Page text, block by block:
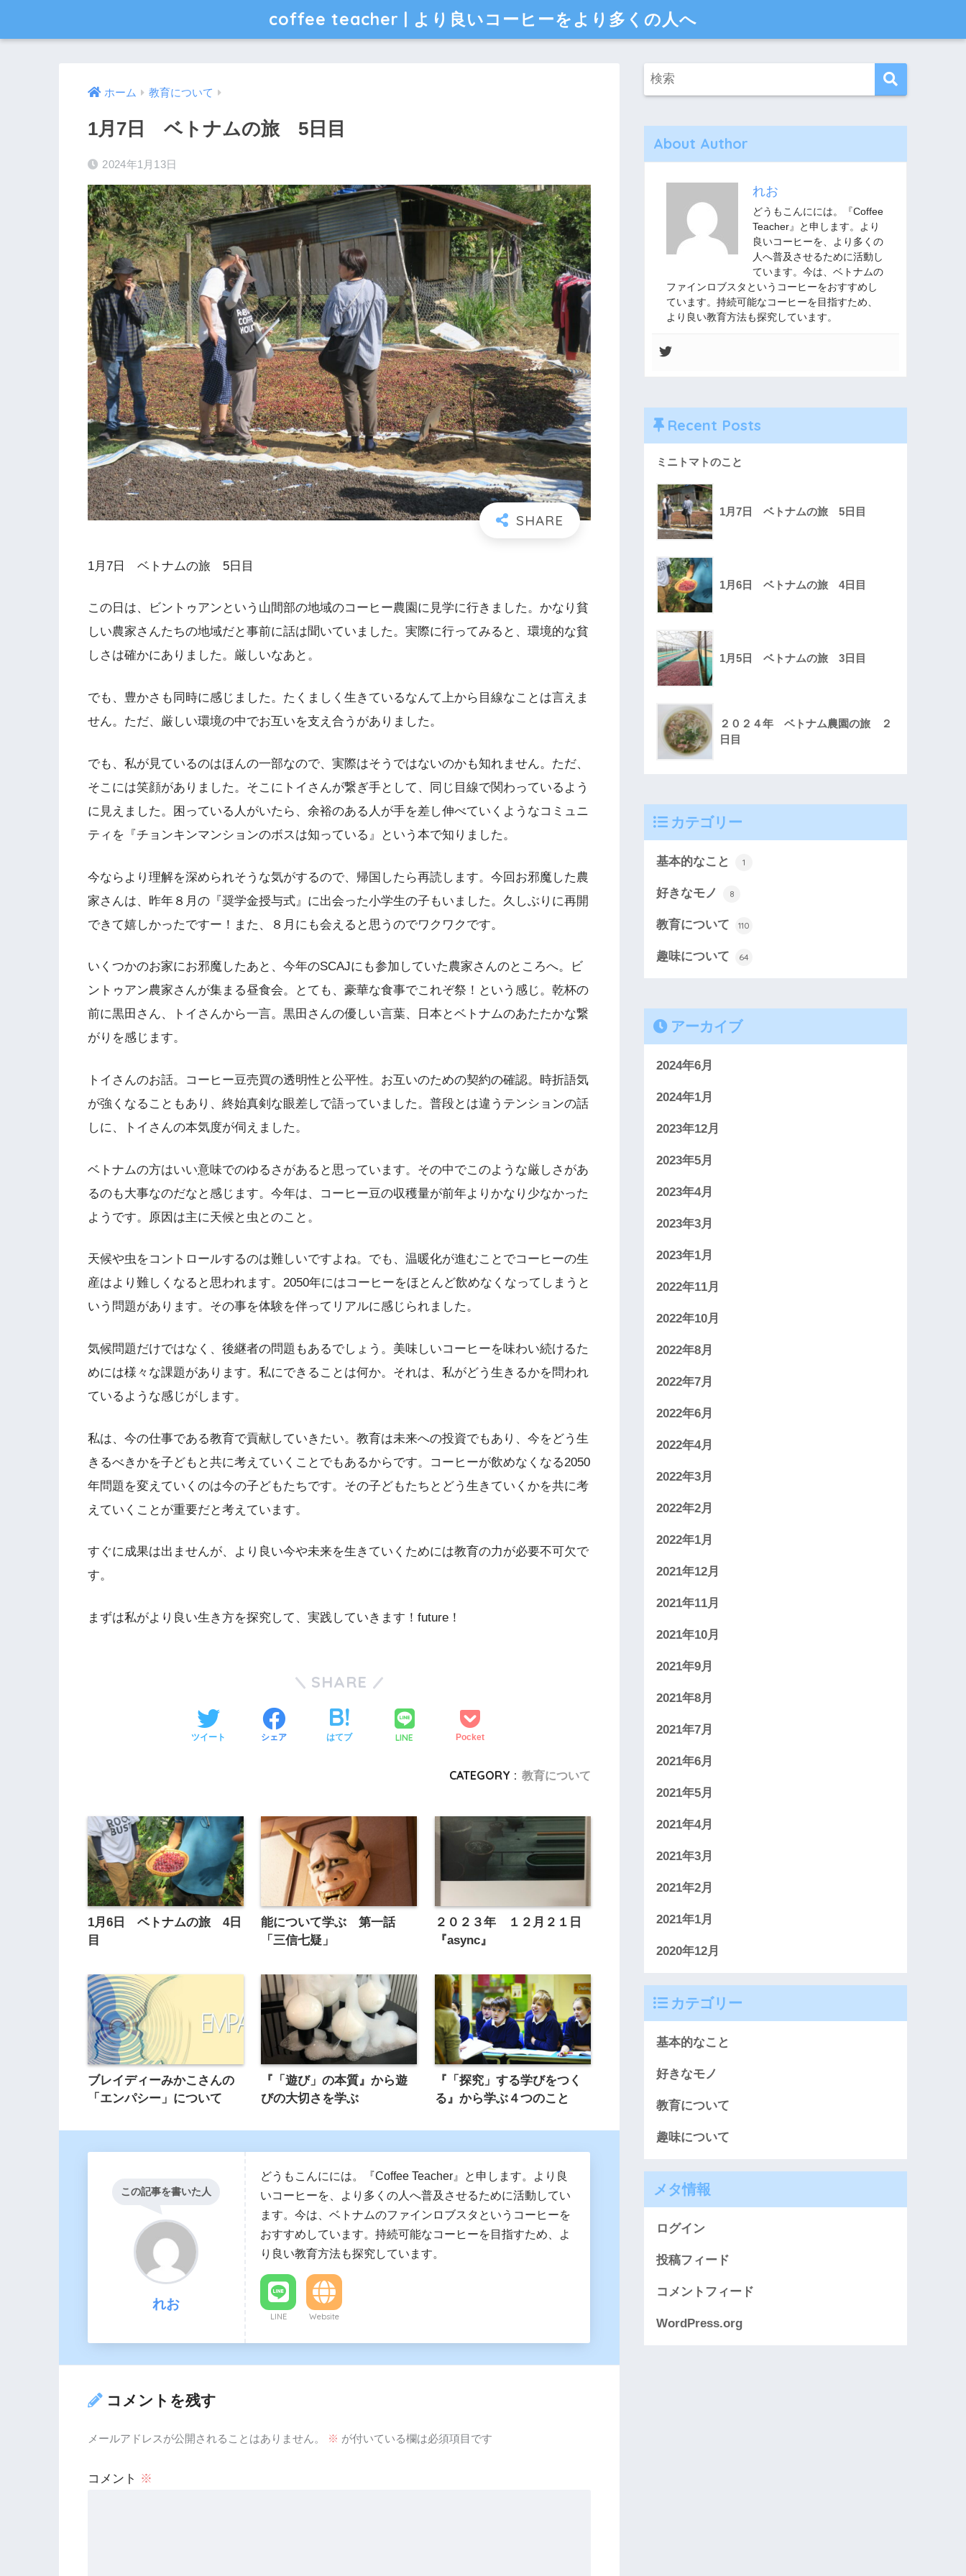
coffee teacher | より良いコーヒーをより多くの人へ
ホーム 教育について
1月7日 ベトナムの旅 5日目
2024年1月13日
1月7日 ベトナムの旅 5日目
この日は、ビントゥアンという山間部の地域のコーヒー農園に見学に行きました。かなり貧
しい農家さんたちの地域だと事前に話は聞いていました。実際に行ってみると、環境的な貧
しさは確かにありました。厳しいなあと。
でも、豊かさも同時に感じました。たくましく生きているなんて上から目線なことは言えま
せん。ただ、厳しい環境の中でお互いを支え合うがありました。
でも、私が見ているのはほんの一部なので、実際はそうではないのかも知れません。ただ、
そこには笑顔がありました。そこにトイさんが繋ぎ手として、同じ目線で関わっているよう
に見えました。困っている人がいたら、余裕のある人が手を差し伸べていくようなコミュニ
ティを『チョンキンマンションのボスは知っている』という本で知りました。
今ならより理解を深められそうな気がするので、帰国したら再読します。今回お邪魔した農
家さんは、昨年８月の『奨学金授与式』に出会った小学生の子もいました。久しぶりに再開
できて嬉しかったですー！また、８月にも会えると思うのでワクワクです。
いくつかのお家にお邪魔したあと、今年のSCAJにも参加していた農家さんのところへ。ビ
ントゥアン農家さんが集まる昼食会。とても、豪華な食事でこれぞ祭！という感じ。乾杯の
前に黒田さん、トイさんから一言。黒田さんの優しい言葉、日本とベトナムのあたたかな繋
がりを感じます。
トイさんのお話。コーヒー豆売買の透明性と公平性。お互いのための契約の確認。時折語気
が強くなることもあり、終始真剣な眼差しで語っていました。普段とは違うテンションの話
しに、トイさんの本気度が伺えました。
ベトナムの方はいい意味でのゆるさがあると思っています。その中でこのような厳しさがあ
るのも大事なのだなと感じます。今年は、コーヒー豆の収穫量が前年よりかなり少なかった
ようです。原因は主に天候と虫とのこと。
天候や虫をコントロールするのは難しいですよね。でも、温暖化が進むことでコーヒーの生
産はより難しくなると思われます。2050年にはコーヒーをほとんど飲めなくなってしまうと
いう問題があります。その事を体験を伴ってリアルに感じられました。
気候問題だけではなく、後継者の問題もあるでしょう。美味しいコーヒーを味わい続けるた
めには様々な課題があります。私にできることは何か。それは、私がどう生きるかを問われ
ているような感じがします。
私は、今の仕事である教育で貢献していきたい。教育は未来への投資でもあり、今をどう生
きるべきかを子どもと共に考えていくことでもあるからです。コーヒーが飲めなくなる2050
年問題を変えていくのは今の子どもたちです。その子どもたちとどう生きていくかを共に考
えていくことが重要だと考えています。
すぐに成果は出ませんが、より良い今や未来を生きていくためには教育の力が必要不可欠で
す。
まずは私がより良い生き方を探究して、実践していきます！future！
SHARE
ツイート シェア はてブ LINE Pocket
CATEGORY : 教育について
1月6日 ベトナムの旅 4日
目
能について学ぶ 第一話
「三信七疑」
２０２３年 １２月２１日
『async』
ブレイディーみかこさんの
「エンパシー」について
『「遊び」の本質』から遊
びの大切さを学ぶ
『「探究」する学びをつく
る』から学ぶ４つのこと
この記事を書いた人
れお
どうもこんにには。『Coffee Teacher』と申します。より良
いコーヒーを、より多くの人へ普及させるために活動してい
ます。今は、ベトナムのファインロブスタというコーヒーを
おすすめしています。持続可能なコーヒーを目指すため、よ
り良い教育方法も探究しています。
LINE Website
コメントを残す
メールアドレスが公開されることはありません。 ※ が付いている欄は必須項目です
コメント ※
About Author
れお
どうもこんにには。『Coffee
Teacher』と申します。より
良いコーヒーを、より多くの
人へ普及させるために活動し
ています。今は、ベトナムの
ファインロブスタというコーヒーをおすすめし
ています。持続可能なコーヒーを目指すため、
より良い教育方法も探究しています。
Recent Posts
ミニトマトのこと
1月7日 ベトナムの旅 5日目
1月6日 ベトナムの旅 4日目
1月5日 ベトナムの旅 3日目
２０２４年 ベトナム農園の旅 ２
日目
カテゴリー
基本的なこと 1
好きなモノ 8
教育について 110
趣味について 64
アーカイブ
2024年6月
2024年1月
2023年12月
2023年5月
2023年4月
2023年3月
2023年1月
2022年11月
2022年10月
2022年8月
2022年7月
2022年6月
2022年4月
2022年3月
2022年2月
2022年1月
2021年12月
2021年11月
2021年10月
2021年9月
2021年8月
2021年7月
2021年6月
2021年5月
2021年4月
2021年3月
2021年2月
2021年1月
2020年12月
カテゴリー
基本的なこと
好きなモノ
教育について
趣味について
メタ情報
ログイン
投稿フィード
コメントフィード
WordPress.org